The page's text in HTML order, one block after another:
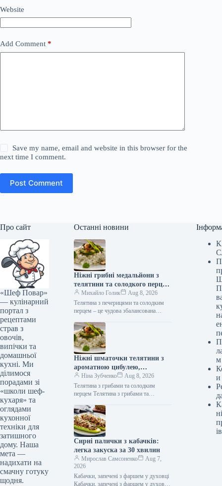
Website
Add Comment *
Save my name, email and website in this browser for the
next time I comment.
Post Comment
Про сайт
«Шеф Повар»
— кулінарний
портал з
рецептами
страв з
овочів,
випічки та
домашньої
кухні. Ми
ділимося
порадами зі
«школи шеф-
кухаря» та
оглядами
кухонної
техніки для
затишного
дому. Наша
мета —
надихати на
смачну готуку
щодня.
Останні новини
Ніжні грибні медальйони з
телятини та солодкого перцю:
покроковий рецепт із фото
Михайло Голик
Aug 8, 2026
Телятина з печерицями та солодким
перцем – це чудова збалансована
м’ясо приготувалося швидко,
залишаючись м’яким…
Ніжні шматочки телятини з
ароматною цибулею,
соковитими грибами та
солодким болгарським
перцем: швидкий рецепт за
Ніна Зубченко
Aug 8, 2026
Телятина з грибами та солодким
перцем Телятина з грибами та
Телятина з печерицями та болгарським
перцем…
Сирні палички з кабачків:
легка закуска за 30 хвилин
Мирослав Самсоненко
Aug 7,
2026
Кабачки, запечені з фаршем у духовці
Кабачки, запечені з фаршем у духовці
м
и
ів